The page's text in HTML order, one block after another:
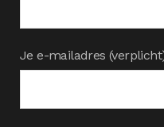
Je e-mailadres